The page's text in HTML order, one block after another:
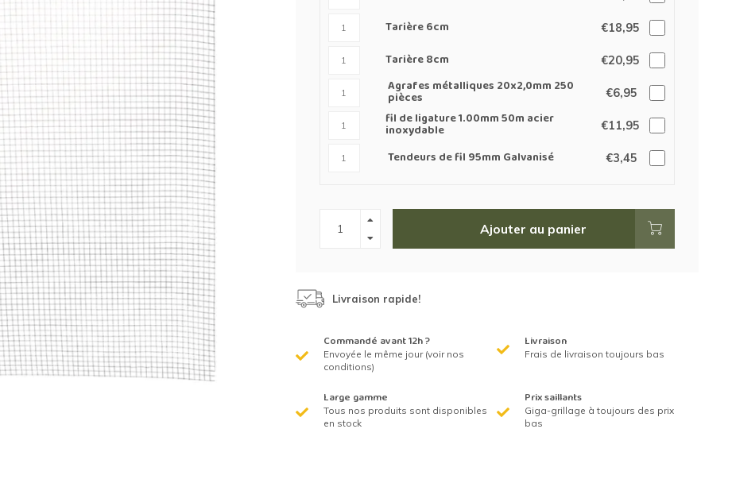
Clôture électriques
Fil de barbelé
Filets de protection jardin
Tarière 6cm €18,95
Tarière 8cm €20,95
Agrafes métalliques 20x2,0mm 250
pièces €6,95
fil de ligature 1.00mm 50m acier
inoxydable €11,95
Tendeurs de fil 95mm Galvanisé €3,45
Ajouter au panier
Livraison rapide!
Commandé avant 12h ?
Envoyée le même jour (voir nos
conditions)
Livraison
Frais de livraison toujours bas
Large gamme
Tous nos produits sont disponibles
en stock
Prix saillants
Giga-grillage à toujours des prix
bas